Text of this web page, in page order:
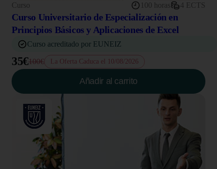
Curso 100 horas 4 ECTS
Curso Universitario de Especialización en
Principios Básicos y Aplicaciones de Excel
Curso acreditado por EUNEIZ
35€100€ La Oferta Caduca el 10/08/2026
Añadir al carrito